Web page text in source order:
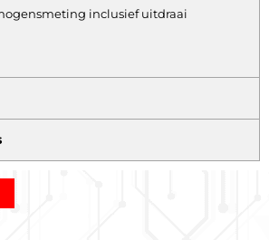
inclusief uitdraai